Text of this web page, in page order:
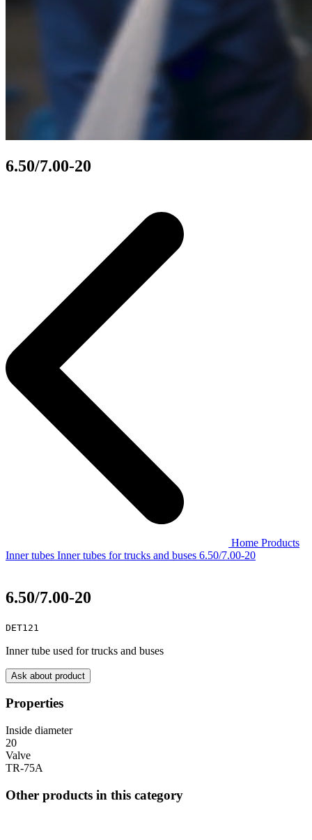
6.50/7.00-20
Home Products
Inner tubes Inner tubes for trucks and buses 6.50/7.00-20
6.50/7.00-20
DET121
Inner tube used for trucks and buses
Ask about product
Properties
Inside diameter
20
Valve
TR-75A
Other products in this category